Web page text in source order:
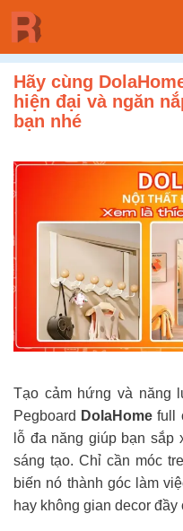
Chuyển
đến
nội
dungHãy cùng
hiện đại và ngăn
bạn nhé
Tạo cảm hứng và năng
Pegboard DolaHome full
lỗ đa năng giúp bạn sắp
sáng tạo. Chỉ cần móc
biến nó thành góc làm
hay không gian decor đầy